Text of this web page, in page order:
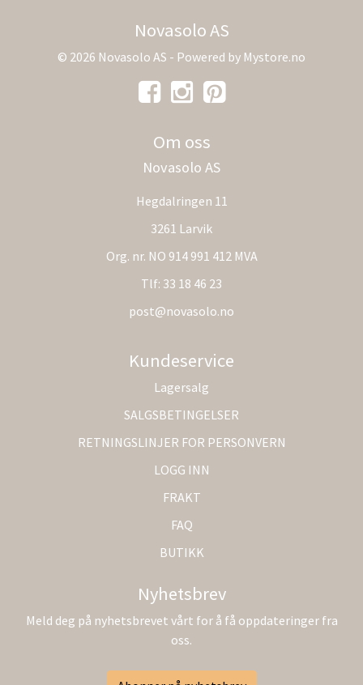
Novasolo AS
© 2026 Novasolo AS - Powered by Mystore.no
Om oss
Novasolo AS
Hegdalringen 11
3261 Larvik
Org. nr. NO 914 991 412 MVA
Tlf: 33 18 46 23
post@novasolo.no
Kundeservice
Lagersalg
SALGSBETINGELSER
RETNINGSLINJER FOR PERSONVERN
LOGG INN
FRAKT
FAQ
BUTIKK
Nyhetsbrev
Meld deg på nyhetsbrevet vårt for å få oppdateringer fra
oss.